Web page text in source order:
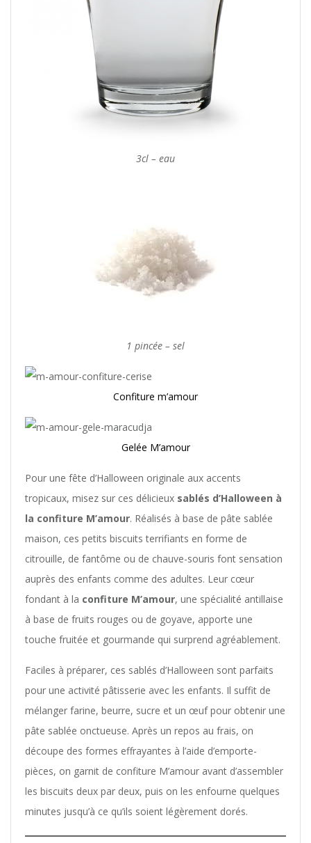
3cl – eau
1 pincée – sel
Confiture m’amour
Gelée M’amour
Pour une fête d’Halloween originale aux accents
tropicaux, misez sur ces délicieux sablés d’Halloween à
la confiture M’amour. Réalisés à base de pâte sablée
maison, ces petits biscuits terrifiants en forme de
citrouille, de fantôme ou de chauve-souris font sensation
auprès des enfants comme des adultes. Leur cœur
fondant à la confiture M’amour, une spécialité antillaise
à base de fruits rouges ou de goyave, apporte une
touche fruitée et gourmande qui surprend agréablement.
Faciles à préparer, ces sablés d’Halloween sont parfaits
pour une activité pâtisserie avec les enfants. Il suffit de
mélanger farine, beurre, sucre et un œuf pour obtenir une
pâte sablée onctueuse. Après un repos au frais, on
découpe des formes effrayantes à l’aide d’emporte-
pièces, on garnit de confiture M’amour avant d’assembler
les biscuits deux par deux, puis on les enfourne quelques
minutes jusqu’à ce qu’ils soient légèrement dorés.